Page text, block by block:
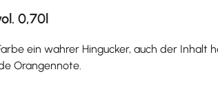
0,70l
ein wahrer Hingucker, auch der
Orangennote.